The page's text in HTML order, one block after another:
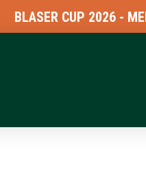
BLASER CUP 2026 - MELD